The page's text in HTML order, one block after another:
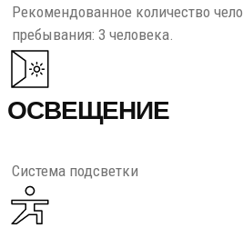
Рекомендованное количество
пребывания: 3 человека.
ОСВЕЩЕНИЕ
Система подсветки